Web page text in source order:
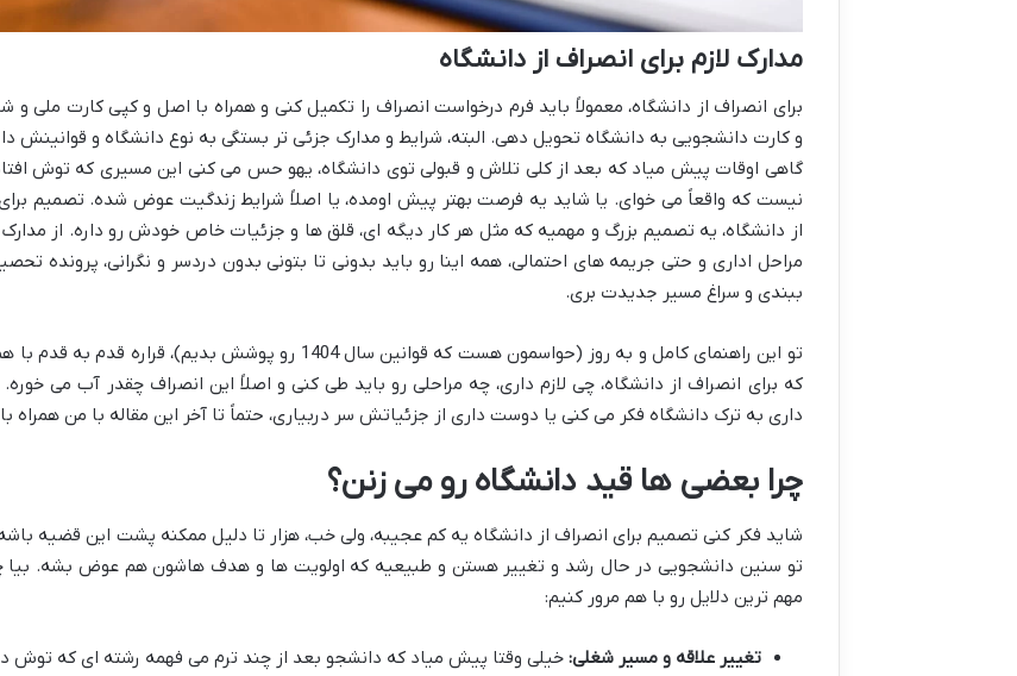
مدارک لازم برای انصراف از دانشگاه
برای انصراف از دانشگاه، معمولاً باید فرم درخواست انصراف را تکمیل کنی و همراه با اصل و کپی کارت ملی و
و کارت دانشجویی به دانشگاه تحویل دهی. البته، شرایط و مدارک جزئی تر بستگی به نوع دانشگاه و قوانینش
گاهی اوقات پیش میاد که بعد از کلی تلاش و قبولی توی دانشگاه، یهو حس می کنی این مسیری که توش
نیست که واقعاً می خوای. یا شاید یه فرصت بهتر پیش اومده، یا اصلاً شرایط زندگیت عوض شده. تصمیم
از دانشگاه، یه تصمیم بزرگ و مهمیه که مثل هر کار دیگه ای، قلق ها و جزئیات خاص خودش رو داره. از مدارک
مراحل اداری و حتی جریمه های احتمالی، همه اینا رو باید بدونی تا بتونی بدون دردسر و نگرانی، پرونده
ببندی و سراغ مسیر جدیدت بری.
تو این راهنمای کامل و به روز (حواسمون هست که قوانین سال 1404 رو پوشش بدیم)، قراره
که برای انصراف از دانشگاه، چی لازم داری، چه مراحلی رو باید طی کنی و اصلاً این انصراف چقدر آب می
داری به ترک دانشگاه فکر می کنی یا دوست داری از جزئیاتش سر دربیاری، حتماً تا آخر این مقاله با من همراه
چرا بعضی ها قید دانشگاه رو می زنن؟
شاید فکر کنی تصمیم برای انصراف از دانشگاه یه کم عجیبه، ولی خب، هزار تا دلیل ممکنه پشت این قضیه
تو سنین دانشجویی در حال رشد و تغییر هستن و طبیعیه که اولویت ها و هدف هاشون هم عوض بشه. بیا
مهم ترین دلایل رو با هم مرور کنیم:
تغییر علاقه و مسیر شغلی:خیلی وقتا پیش میاد که دانشجو بعد از چند ترم می فهمه رشته ای که